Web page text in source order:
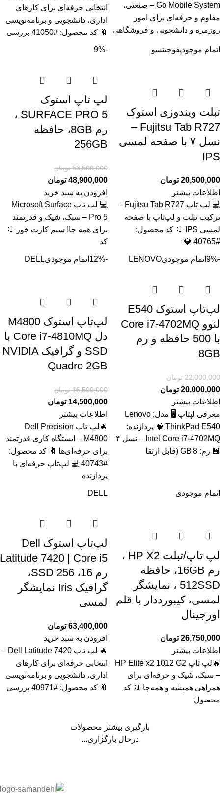
Go Mobile System – صنعتی،
مقاوم و حرفه‌ای برای امور
روزمره و دانشجویی و فروشگاهی
انتخابی حرفه‌ای برای کارهای
اداری، دانشجویی و برنامه‌نویسی
🔖 کد محصول: #41050 بررسی
اتمام موجودیفوجیتسو
تبلت ویندوزی استوک
Fujitsu Tab R727 –
نسل ۷ با صفحه لمسی
IPS
20,500,000 تومان
اطلاعات بیشتر
💻 لپ تاپ Fujitsu Tab R727 –
ترکیب تبلت و لپ‌تاپ با صفحه
لمسی IPS 🔖 کد محصول:
#40765 💎
-9%
لپ تاپ استوک
SURFACE PRO 5 ،
رم 8GB، حافظه
256GB
53,500,000 تومان
48,900,000 تومان
افزودن به سبد خرید
💻 لپ تاپ Microsoft Surface
Pro 5 – سبک، شیک و قدرتمند
برای همه جا! سیم کارت خور 🔖
کد
-9% اتمام موجودیLENOVO
لپ‌تاپ استوک E540
لنوو Core i7-4702MQ
با 500 حافظه و رم
8GB
22,000,000 تومان
20,000,000 تومان
اطلاعات بیشتر
معرفی لپتاپ 🖥️ مدل: Lenovo
ThinkPad E540 🧠 پردازنده:
Intel Core i7‑4702MQ – نسل ۴
💾 رم: 8 GB (قابل ارتقا
-12% اتمام موجودیDELL
لپ‌تاپ استوک M4800
دل Core i7-4810MQ با
SSD و گرافیک NVIDIA
Quadro 2GB
16,500,000 تومان
14,500,000 تومان
اطلاعات بیشتر
🔥لپ تاپ Dell Precision
M4800 – ایستگاه کاری قدرتمند
برای حرفه‌ای‌ها 🔖 کد محصول:
#40743 💻 لپ‌تاپ حرفه‌ای با
پردازنده
اتمام موجودی
لپ تاپ/تبلت HP X2 ،
رم 16GB، حافظه
512SSD ، نمایشگر
لمسی، کیبورددار با قلم
اورجینال
26,750,000 تومان
اطلاعات بیشتر
🔥لپ تاپ HP Elite x2 1012 G2
– سبک، شیک و حرفه‌ای برای
همراهی همیشه و همه‌جا 🔖 کد
محصول:
DELL
لپ‌تاپ استوک Dell
Latitude 7420 | Core i5
رم 16، SSD 256،
گرافیک Iris نمایشگر
لمسی
63,400,000 تومان
افزودن به سبد خرید
🔥 لپ تاپ Dell Latitude 7420 –
انتخابی حرفه‌ای برای کارهای
اداری، دانشجویی و برنامه‌نویسی
🔖 کد محصول: #40971 بررسی
بارگیری بیشتر محصولات
درحال بارگزاری...